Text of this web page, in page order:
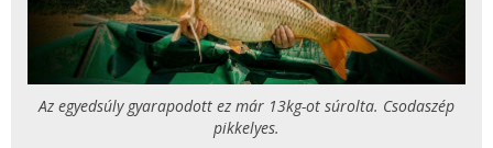
Az egyedsúly gyarapodott ez már 13kg-ot súrolta. Csodaszép
pikkelyes.